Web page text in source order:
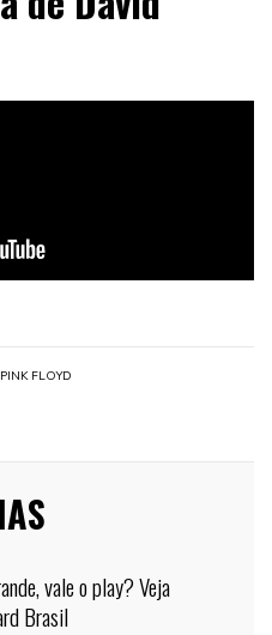
PINK FLOYD
vale o play? Veja
Brasil